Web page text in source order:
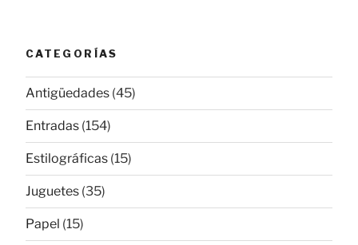
CATEGORÍAS
Antigüedades (45)
Entradas (154)
Estilográficas (15)
Juguetes (35)
Papel (15)